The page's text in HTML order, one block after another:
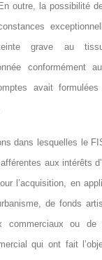
outre, la possibilité
grave au
conformément
avait
dans lesquelles le
aux intérêts
l’acquisition, en
de fonds
commerciaux ou de
qui ont fait